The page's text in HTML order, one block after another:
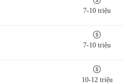
7-10 triệu
7-10 triệu
10-12 triệu